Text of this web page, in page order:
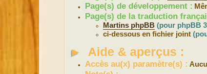
Page(s) de développement :
Page(s) de la traduction
Martins phpBB (pour phpBB
ci-dessous en fichier joint
► Aide & aperçus :
Accès au(x) paramètre(s) :